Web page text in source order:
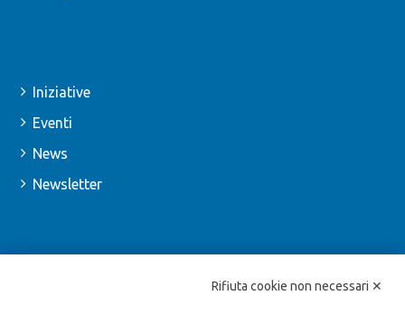
Iniziative
Eventi
News
Newsletter
Rifiuta cookie non necessari ✕